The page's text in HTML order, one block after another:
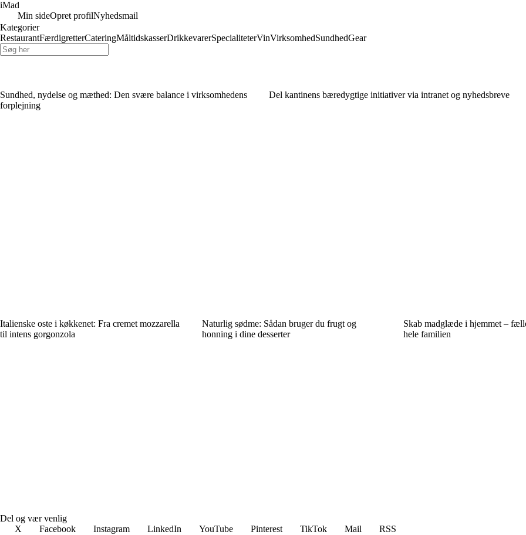
iMad
Min sideOpret profilNyhedsmail
Kategorier
RestaurantFærdigretterCateringMåltidskasserDrikkevarerSpecialiteterVinVirksomhedSundhedGear
Sundhed, nydelse og mæthed: Den svære balance i virksomhedens
forplejning
Del kantinens bæredygtige initiativer via intranet og nyhedsbreve
Italienske oste i køkkenet: Fra cremet mozzarella
til intens gorgonzola
Naturlig sødme: Sådan bruger du frugt og
honning i dine desserter
Skab madglæde i hjemmet –
hele familien
Del og vær venlig
X
Facebook Instagram LinkedIn YouTube Pinterest TikTok Mail
RSS